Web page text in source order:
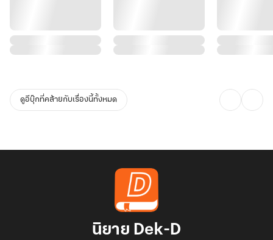
ดูอีบุ๊กที่คล้ายกับเรื่องนี้ทั้งหมด
นิยาย Dek-D